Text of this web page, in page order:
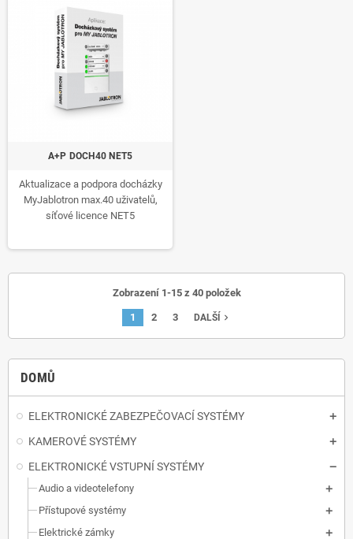
DOMŮ
ELEKTRONICKÉ ZABEZPEČOVACÍ SYSTÉMY
KAMEROVÉ SYSTÉMY
ELEKTRONICKÉ VSTUPNÍ SYSTÉMY
Audio a videotelefony
Přístupové systémy
Elektrické zámky
A+P DOCH40 NET5
Aktualizace a podpora docházky
MyJablotron max.40 uživatelů,
síťové licence NET5
Zobrazení 1-15 z 40 položek
1 2 3 DALŠÍ navigate_next